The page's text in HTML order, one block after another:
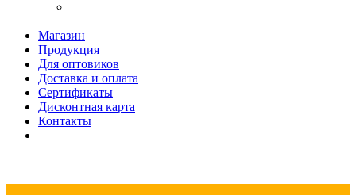
Магазин
Продукция
Для оптовиков
Доставка и оплата
Сертификаты
Дисконтная карта
Контакты